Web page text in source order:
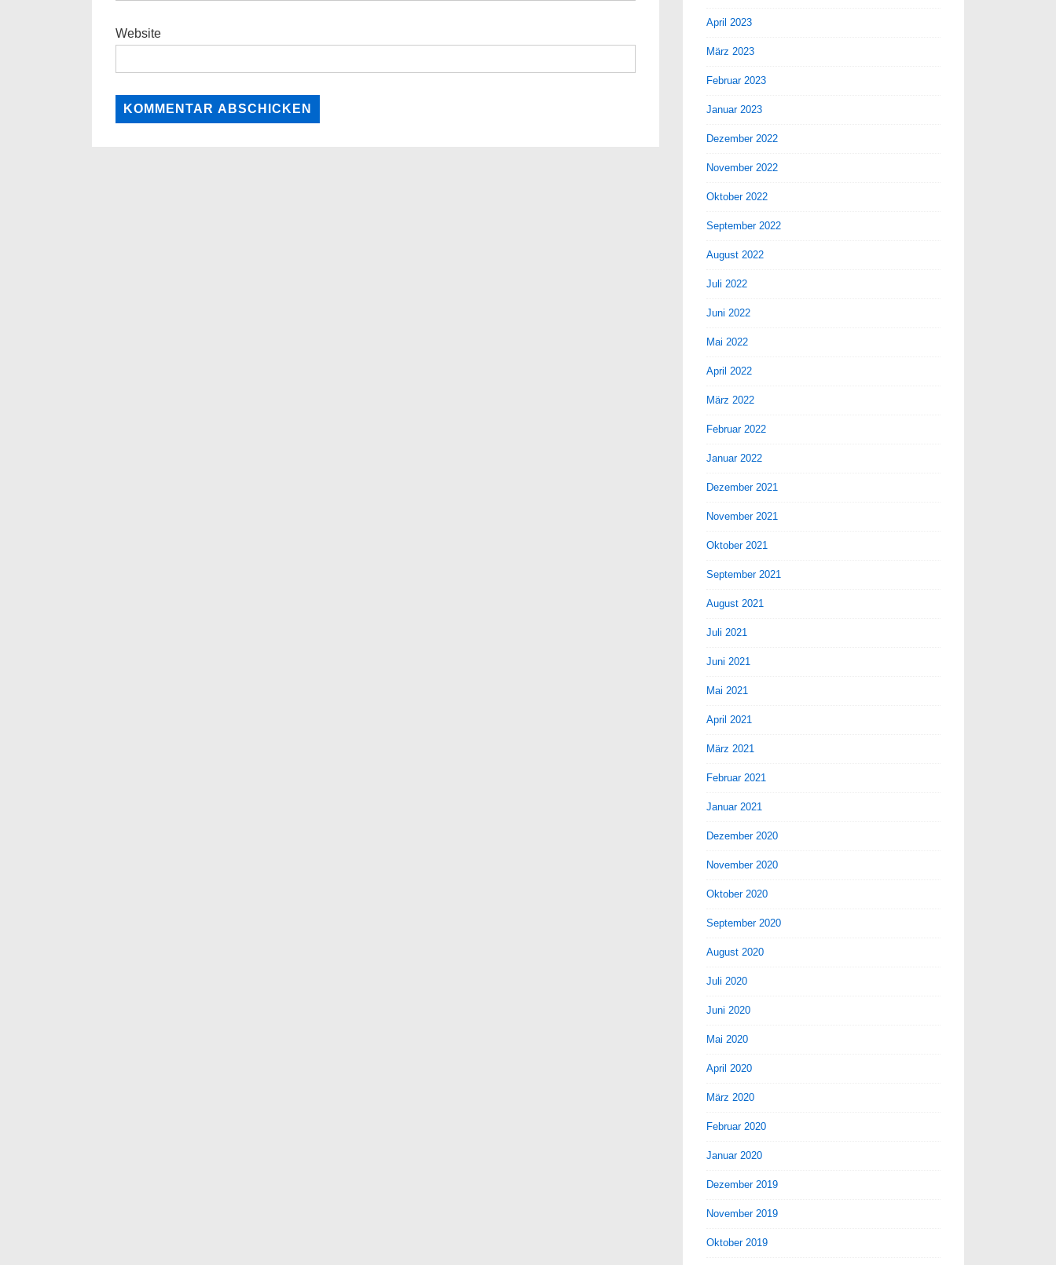
Website
April 2023
März 2023
Februar 2023
Januar 2023
Dezember 2022
November 2022
Oktober 2022
September 2022
August 2022
Juli 2022
Juni 2022
Mai 2022
April 2022
März 2022
Februar 2022
Januar 2022
Dezember 2021
November 2021
Oktober 2021
September 2021
August 2021
Juli 2021
Juni 2021
Mai 2021
April 2021
März 2021
Februar 2021
Januar 2021
Dezember 2020
November 2020
Oktober 2020
September 2020
August 2020
Juli 2020
Juni 2020
Mai 2020
April 2020
März 2020
Februar 2020
Januar 2020
Dezember 2019
November 2019
Oktober 2019